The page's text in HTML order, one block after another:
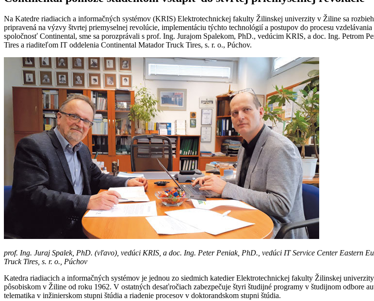
Na Katedre riadiacich a informačných systémov (KRIS) Elektrotechnickej fakulty Žilinskej univerzity v Žiline sa
pripravená na výzvy štvrtej priemyselnej revolúcie, implementáciu týchto technológií a postupov do procesu
spoločnosť Continental, sme sa porozprávali s prof. Ing. Jurajom Spalekom, PhD., vedúcim KRIS, a doc. Ing. Petrom
Tires a riaditeľom IT oddelenia Continental Matador Truck Tires, s. r. o., Púchov.
prof. Ing. Juraj Spalek, PhD. (vľavo), vedúci KRIS, a doc. Ing. Peter Peniak, PhD., vedúci IT Service Center Eastern
Truck Tires, s. r. o., Púchov
Katedra riadiacich a informačných systémov je jednou zo siedmich katedier Elektrotechnickej fakulty Žilinskej
pôsobiskom v Žiline od roku 1962. V ostatných desaťročiach zabezpečuje štyri študijné programy v študijnom odbore
telematika v inžinierskom stupni štúdia a riadenie procesov v doktorandskom stupni štúdia.